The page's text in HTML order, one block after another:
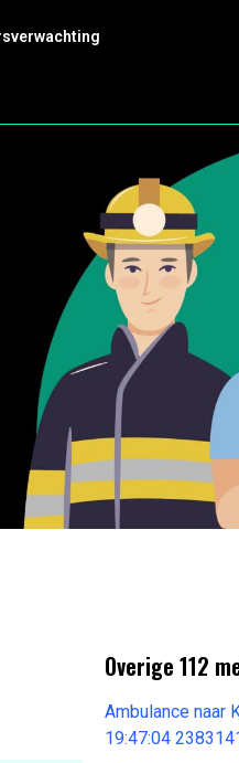
Overige 112
Ambulance naar
19:47:04